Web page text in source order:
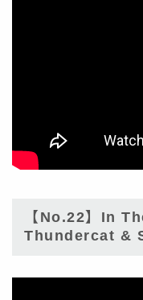
【No.22】In
Thundercat &